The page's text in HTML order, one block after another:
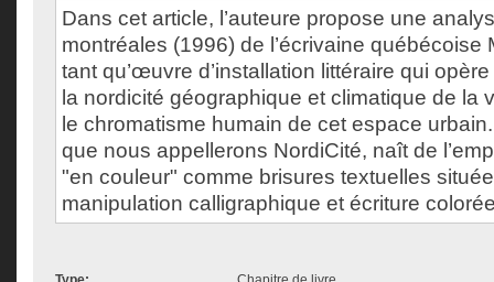
Dans cet article, l’auteure propose une
montréales (1996) de l’écrivaine québécoise
tant qu’œuvre d’installation littéraire qui
la nordicité géographique et climatique de la
le chromatisme humain de cet espace
que nous appellerons NordiCité, naît de
"en couleur" comme brisures textuelles
manipulation calligraphique et écriture